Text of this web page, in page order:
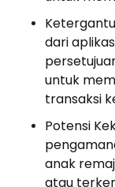
dari
untuk
transaksi
Potensi
anak
atau